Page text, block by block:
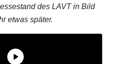
des LAVT in Bild
etwas später.